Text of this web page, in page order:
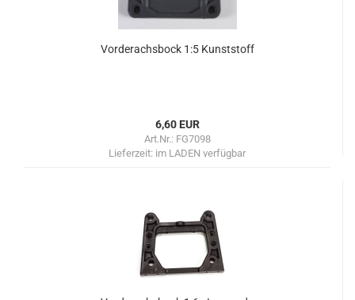
Vorderachsbock 1:5 Kunststoff
6,60 EUR
Art.Nr.: FG7098
Lieferzeit: im LADEN verfügbar